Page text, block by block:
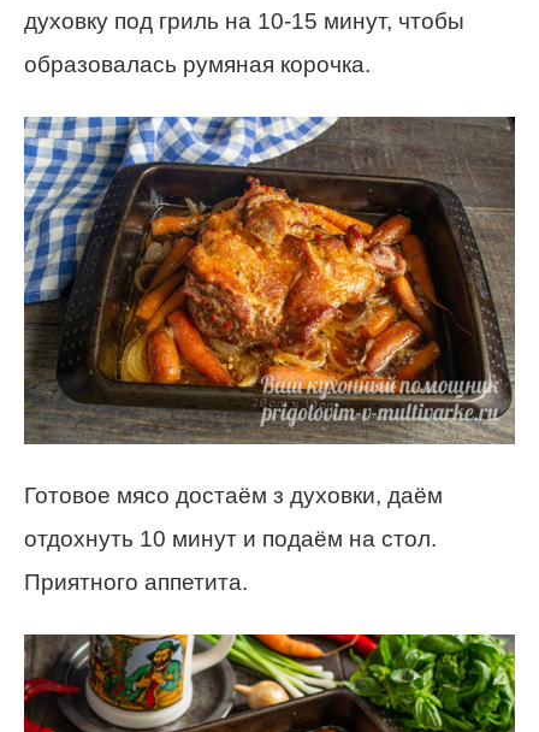
духовку под гриль на 10-15 минут, чтобы
образовалась румяная корочка.
Готовое мясо достаём з духовки, даём
отдохнуть 10 минут и подаём на стол.
Приятного аппетита.